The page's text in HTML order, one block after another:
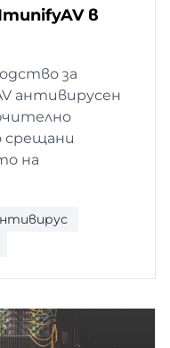
в
за
антивирусен
срещани
на